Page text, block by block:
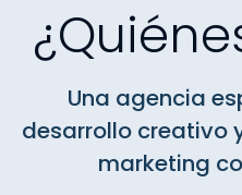
Una agencia
desarrollo creativo
marketing